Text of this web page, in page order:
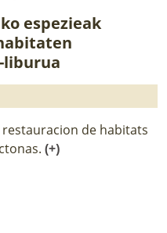
espezieak
liburua
de habitats
(+)